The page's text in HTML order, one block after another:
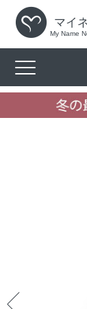
マイ
My Name